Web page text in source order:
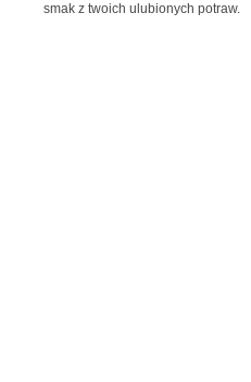
smak z twoich ulubionych potraw.